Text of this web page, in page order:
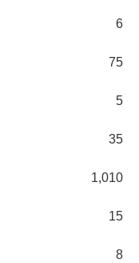
6
75
5
35
1,010
15
8